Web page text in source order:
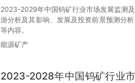
2023-2029年中国钨矿行业市场发展监测
游分析及其影响、发展及投资前景预测分
等内容。
能源矿产
2023-2028年中国钨矿行业